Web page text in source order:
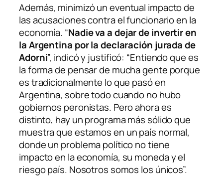
Además, minimizó un eventual impacto de
las acusaciones contra el funcionario en la
economía. “Nadie va a dejar de invertir en
la Argentina por la declaración jurada de
Adorni”, indicó y justificó: “Entiendo que es
la forma de pensar de mucha gente porque
es tradicionalmente lo que pasó en
Argentina, sobre todo cuando no hubo
gobiernos peronistas. Pero ahora es
distinto, hay un programa más sólido que
muestra que estamos en un país normal,
donde un problema político no tiene
impacto en la economía, su moneda y el
riesgo país. Nosotros somos los únicos”.